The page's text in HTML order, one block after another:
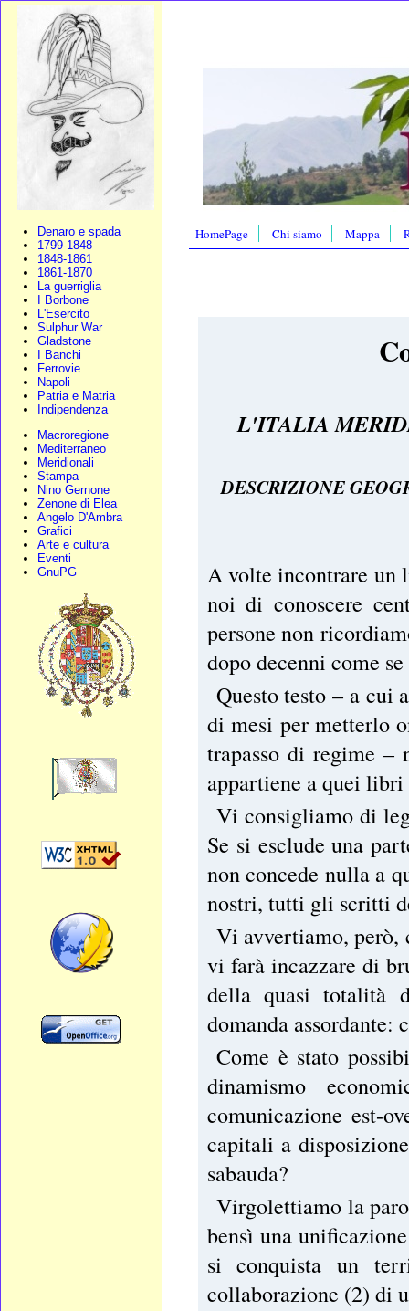
Denaro e spada
1799-1848
1848-1861
1861-1870
La guerriglia
I Borbone
L'Esercito
Sulphur War
Gladstone
I Banchi
Ferrovie
Napoli
Patria e Matria
Indipendenza
Macroregione
Mediterraneo
Meridionali
Stampa
Nino Gernone
Zenone di Elea
Angelo D'Ambra
Grafici
Arte e cultura
Eventi
GnuPG
HomePage Chi siamo Mappa
L'ITALIA
DESCRIZIONE
A volte incontrare un
noi di conoscere
persone non
dopo decenni come
Questo testo – a cui
di mesi per metterlo
trapasso di regime –
appartiene a quei
Vi consigliamo di
Se si esclude una
non concede nulla a
nostri, tutti gli scritti
Vi avvertiamo, però,
vi farà incazzare di
della quasi totalità
domanda assordante:
Come è stato
dinamismo
comunicazione est-
capitali a
sabauda?
Virgolettiamo la
bensì una
si conquista un
collaborazione (2) di